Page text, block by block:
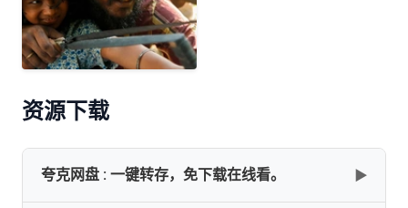
资源下载
夸克网盘 : 一键转存，免下载在线看。 ▶